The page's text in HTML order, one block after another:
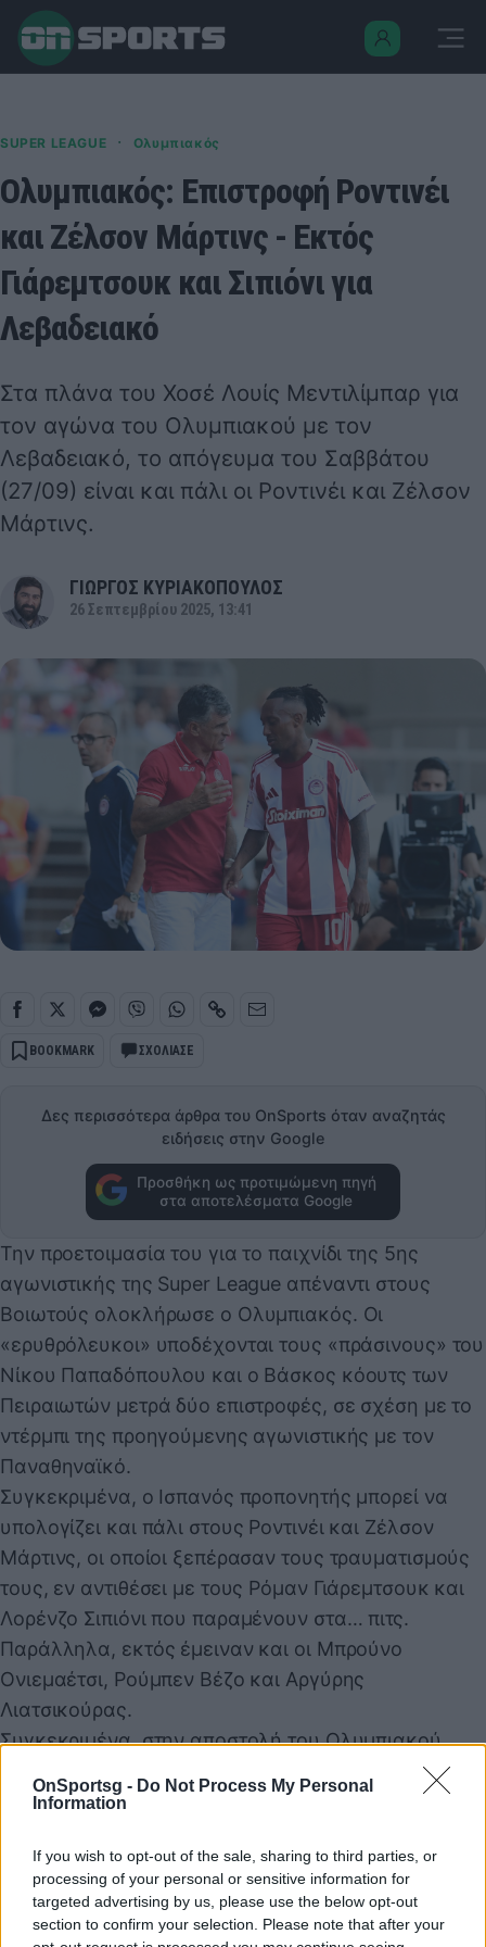
OnSportsg - Do Not Process My Personal
Information
If you wish to opt-out of the sale, sharing to third parties, or
processing of your personal or sensitive information for
targeted advertising by us, please use the below opt-out
section to confirm your selection. Please note that after your
SUPER LEAGUE · Ολυμπιακός
Ολυμπιακός: Επιστροφή Ροντινέι
και Ζέλσον Μάρτινς - Εκτός
Γιάρεμτσουκ και Σιπιόνι για
Λεβαδειακό
Στα πλάνα του Χοσέ Λουίς Μεντιλίμπαρ για
τον αγώνα του Ολυμπιακού με τον
Λεβαδειακό, το απόγευμα του Σαββάτου
(27/09) είναι και πάλι οι Ροντινέι και Ζέλσον
Μάρτινς.
ΓΙΩΡΓΟΣ ΚΥΡΙΑΚΟΠΟΥΛΟΣ
26 Σεπτεμβρίου 2025, 13:41
BOOKMARK ΣΧΟΛΙΑΣΕ
Δες περισσότερα άρθρα του OnSports όταν αναζητάς
ειδήσεις στην Google
Προσθήκη ως προτιμώμενη πηγή
στα αποτελέσματα Google
Την προετοιμασία του για το παιχνίδι της 5ης
αγωνιστικής της Super League απέναντι στους
Βοιωτούς ολοκλήρωσε ο Ολυμπιακός. Οι
«ερυθρόλευκοι» υποδέχονται τους «πράσινους» του
Νίκου Παπαδόπουλου και ο Βάσκος κόουτς των
Πειραιωτών μετρά δύο επιστροφές, σε σχέση με το
ντέρμπι της προηγούμενης αγωνιστικής με τον
Παναθηναϊκό.
Συγκεκριμένα, ο Ισπανός προπονητής μπορεί να
υπολογίζει και πάλι στους Ροντινέι και Ζέλσον
Μάρτινς, οι οποίοι ξεπέρασαν τους τραυματισμούς
τους, εν αντιθέσει με τους Ρόμαν Γιάρεμτσουκ και
Λορένζο Σιπιόνι που παραμένουν στα… πιτς.
Παράλληλα, εκτός έμειναν και οι Μπρούνο
Ονιεμαέτσι, Ρούμπεν Βέζο και Αργύρης
Λιατσικούρας.
Συγκεκριμένα, στην αποστολή του Ολυμπιακού
μετέχουν οι: Πασχαλάκης, Τζολάκης, Ορτέγκα,
Μπιανκόν, Πιρόλα, Καλογερόπουλος, Κοστίνια,
Μάρτινς, Γκαρθία, Τσικίνιο, Στρεφέτσα, Έσε,
Ποντένσε, Πνευμονίδης, Καμπελά, Μουζακίτης,
Γιαζίτσι, Ελ Κααμί, Ταρέμι.